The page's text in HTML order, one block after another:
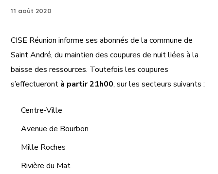
11 août 2020
CISE Réunion informe ses abonnés de la commune de
Saint André, du maintien des coupures de nuit liées à la
baisse des ressources. Toutefois les coupures
s’effectueront à partir 21h00, sur les secteurs suivants :
Centre-Ville
Avenue de Bourbon
Mille Roches
Rivière du Mat